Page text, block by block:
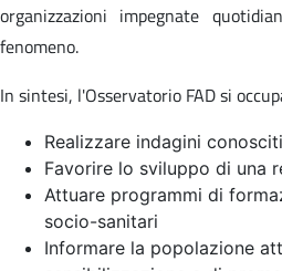
organizzazioni impegnate
fenomeno.
In sintesi, l'Osservatorio FAD si
Realizzare indagini
Favorire lo sviluppo di una
Attuare programmi di
socio-sanitari
Informare la popolazione